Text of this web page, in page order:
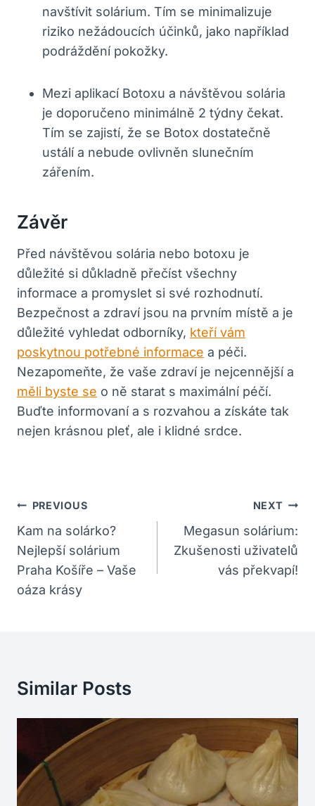
navštívit solárium. Tím se minimalizuje
riziko nežádoucích účinků, jako například
podráždění pokožky.
Mezi aplikací Botoxu a návštěvou solária
je doporučeno minimálně 2 týdny čekat.
Tím se zajistí, že se Botox dostatečně
ustálí a nebude ovlivněn slunečním
zářením.
Závěr
Před návštěvou solária nebo botoxu je
důležité si důkladně přečíst všechny
informace a promyslet si své rozhodnutí.
Bezpečnost a zdraví jsou na prvním místě a je
důležité vyhledat odborníky, kteří vám
poskytnou potřebné informace a péči.
Nezapomeňte, že vaše zdraví je nejcennější a
měli byste se o ně starat s maximální péčí.
Buďte informovaní a s rozvahou a získáte tak
nejen krásnou pleť, ale i klidné srdce.
Navigace
Pro
Příspěvek
PREVIOUS
Kam na solárko?
Nejlepší solárium
Praha Košíře – Vaše
oáza krásy
NEXT
Megasun solárium:
Zkušenosti uživatelů
vás překvapí!
Similar Posts